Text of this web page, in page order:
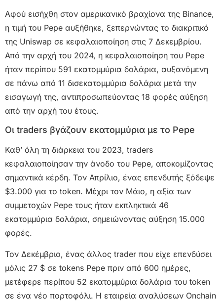
Αφού εισήχθη στον αμερικανικό βραχίονα της Binance,
η τιμή του Pepe αυξήθηκε, ξεπερνώντας το διακριτικό
της Uniswap σε κεφαλαιοποίηση στις 7 Δεκεμβρίου.
Από την αρχή του 2024, η κεφαλαιοποίηση του Pepe
ήταν περίπου 591 εκατομμύρια δολάρια, αυξανόμενη
σε πάνω από 11 δισεκατομμύρια δολάρια μετά την
εισαγωγή της, αντιπροσωπεύοντας 18 φορές αύξηση
από την αρχή του έτους.
Οι traders βγάζουν εκατομμύρια με το Pepe
Καθ’ όλη τη διάρκεια του 2023, traders
κεφαλαιοποίησαν την άνοδο του Pepe, αποκομίζοντας
σημαντικά κέρδη. Τον Απρίλιο, ένας επενδυτής ξόδεψε
$3.000 για το token. Μέχρι τον Μάιο, η αξία των
συμμετοχών Pepe τους ήταν εκπληκτικά 46
εκατομμύρια δολάρια, σημειώνοντας αύξηση 15.000
φορές.
Τον Δεκέμβριο, ένας άλλος trader που είχε επενδύσει
μόλις 27 $ σε tokens Pepe πριν από 600 ημέρες,
μετέφερε περίπου 52 εκατομμύρια δολάρια του token
σε ένα νέο πορτοφόλι. Η εταιρεία αναλύσεων Onchain